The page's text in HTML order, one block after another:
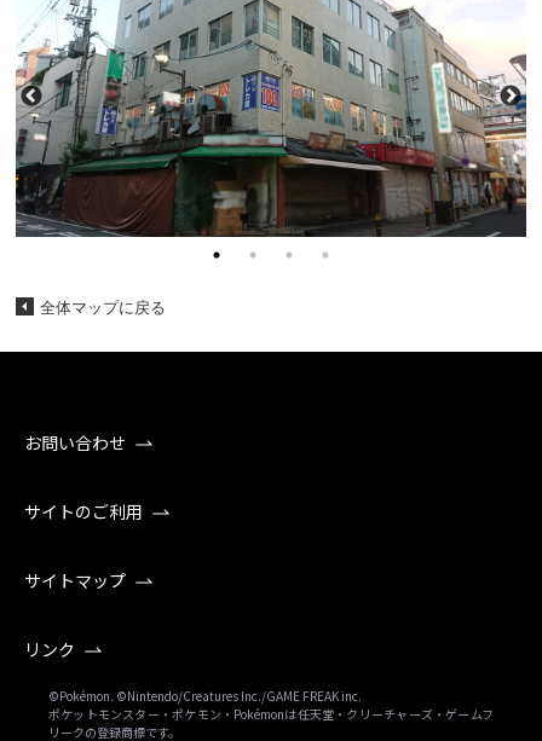
全体マップに戻る
お問い合わせ
サイトのご利用
サイトマップ
リンク
©Pokémon. ©Nintendo/Creatures Inc./GAME FREAK inc.
ポケットモンスター・ポケモン・Pokémonは任天堂・クリーチャーズ・ゲームフ
リークの登録商標です。